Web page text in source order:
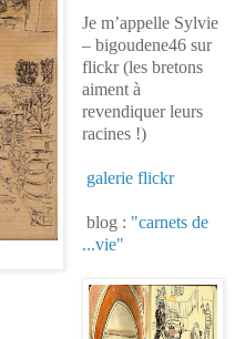
Je m’appelle Sylvie
– bigoudene46 sur
flickr (les bretons
aiment à
revendiquer leurs
racines !)
galerie flickr
blog : "carnets de
...vie"